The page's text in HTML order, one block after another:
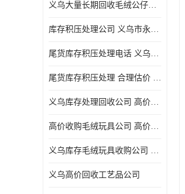
五金工具库存回收
库存厨具回收
义乌大量长期回收毛绒公仔公司 高价回收库存积压 高价回收 欢迎电话咨询
库存积压处理公司 义乌市永峰贸易商行
尾货库存积压处理电话 义乌市永峰贸易商行
尾货库存积压处理 合理估价 量大量小均可
义乌库存处理回收公司 高价回收库存积压 大量尾货回收
高价收购毛绒玩具公司 高价回收库存积压 回收库存 二手勿扰
义乌库存毛绒玩具收购公司 高价回收库存积压 义乌市永峰贸易商行
义乌高价回收工艺品公司